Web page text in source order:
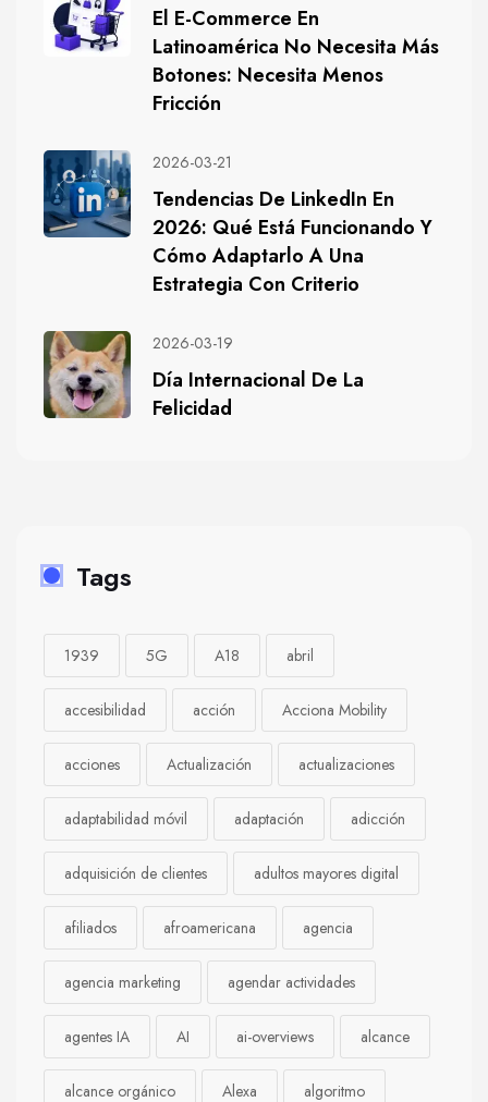
El E-Commerce En
Latinoamérica No Necesita Más
Botones: Necesita Menos
Fricción
2026-03-21
Tendencias De LinkedIn En
2026: Qué Está Funcionando Y
Cómo Adaptarlo A Una
Estrategia Con Criterio
2026-03-19
Día Internacional De La
Felicidad
Tags
1939 5G A18 abril
accesibilidad acción Acciona Mobility
acciones Actualización actualizaciones
adaptabilidad móvil adaptación adicción
adquisición de clientes adultos mayores digital
afiliados afroamericana agencia
agencia marketing agendar actividades
agentes IA AI ai-overviews alcance
alcance orgánico Alexa algoritmo